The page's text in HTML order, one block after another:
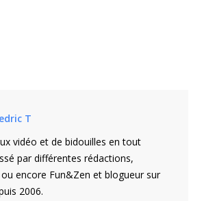
T
vidéo et de bidouilles en tout
par différentes rédactions,
encore Fun&Zen et blogueur sur
2006.